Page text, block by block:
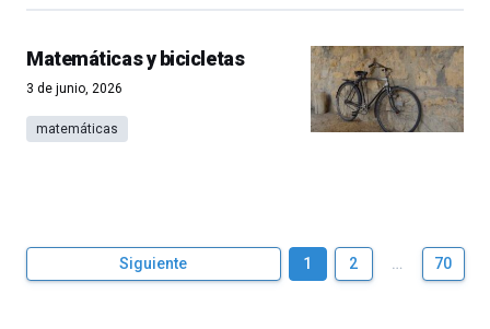
Matemáticas y bicicletas
3 de junio, 2026
matemáticas
Siguiente 1 2 … 70